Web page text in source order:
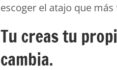
escoger el atajo que
Tu creas tu
cambia.